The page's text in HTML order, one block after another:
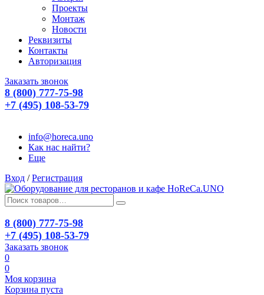
Проекты
Монтаж
Новости
Реквизиты
Контакты
Авторизация
Заказать звонок
8 (800) 777-75-98
+7 (495) 108-53-79
info@horeca.uno
Как нас найти?
Еще
Вход / Регистрация
8 (800) 777-75-98
+7 (495) 108-53-79
Заказать звонок
0
0
Моя корзина
Корзина пуста